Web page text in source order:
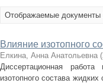
Отображаемые документы
Влияние изотопного
Елкина, Анна Анатольевна (
Диссертационная
изотопного состава